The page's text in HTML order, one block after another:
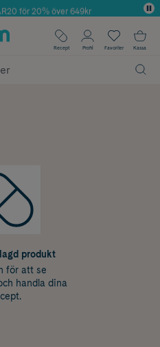
inom Skönhet
för 20% över 649kr
frakt
alla köp*
Recept Profil Favoriter Kassa
produkt
för att se
handla dina